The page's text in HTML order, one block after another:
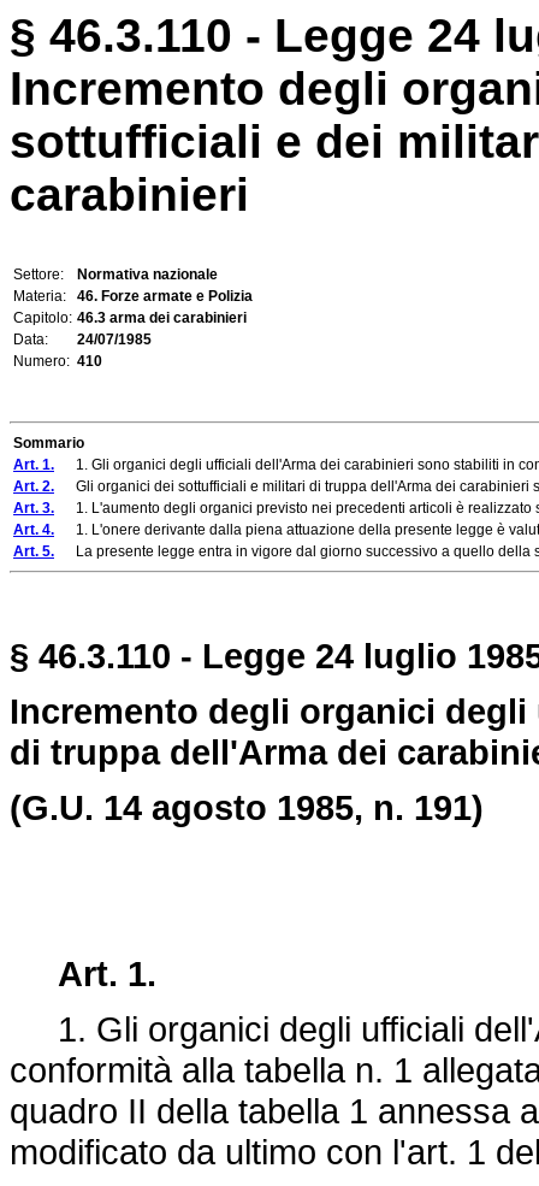
§ 46.3.110 - Legge 24
Incremento degli
sottufficiali e dei
carabinieri
Settore:
Normativa nazionale
Materia:
46. Forze armate e Polizia
Capitolo: 46.3 arma dei carabinieri
Data:
24/07/1985
Numero: 410
Sommario
Art. 1. 1. Gli organici degli ufficiali dell'Arma dei carabinieri sono stabiliti in
Art. 2. Gli organici dei sottufficiali e militari di truppa dell'Arma dei carabinieri
Art. 3. 1. L'aumento degli organici previsto nei precedenti articoli è realizzato
Art. 4. 1. L'onere derivante dalla piena attuazione della presente legge è
Art. 5. La presente legge entra in vigore dal giorno successivo a quello della
§ 46.3.110 - Legge 24 luglio
Incremento degli organici
di truppa dell'Arma dei
(G.U. 14 agosto 1985, n. 191)
Art. 1.
1. Gli organici degli ufficiali
conformità alla tabella n. 1
quadro II della tabella 1 annessa
modificato da ultimo con l'art. 1